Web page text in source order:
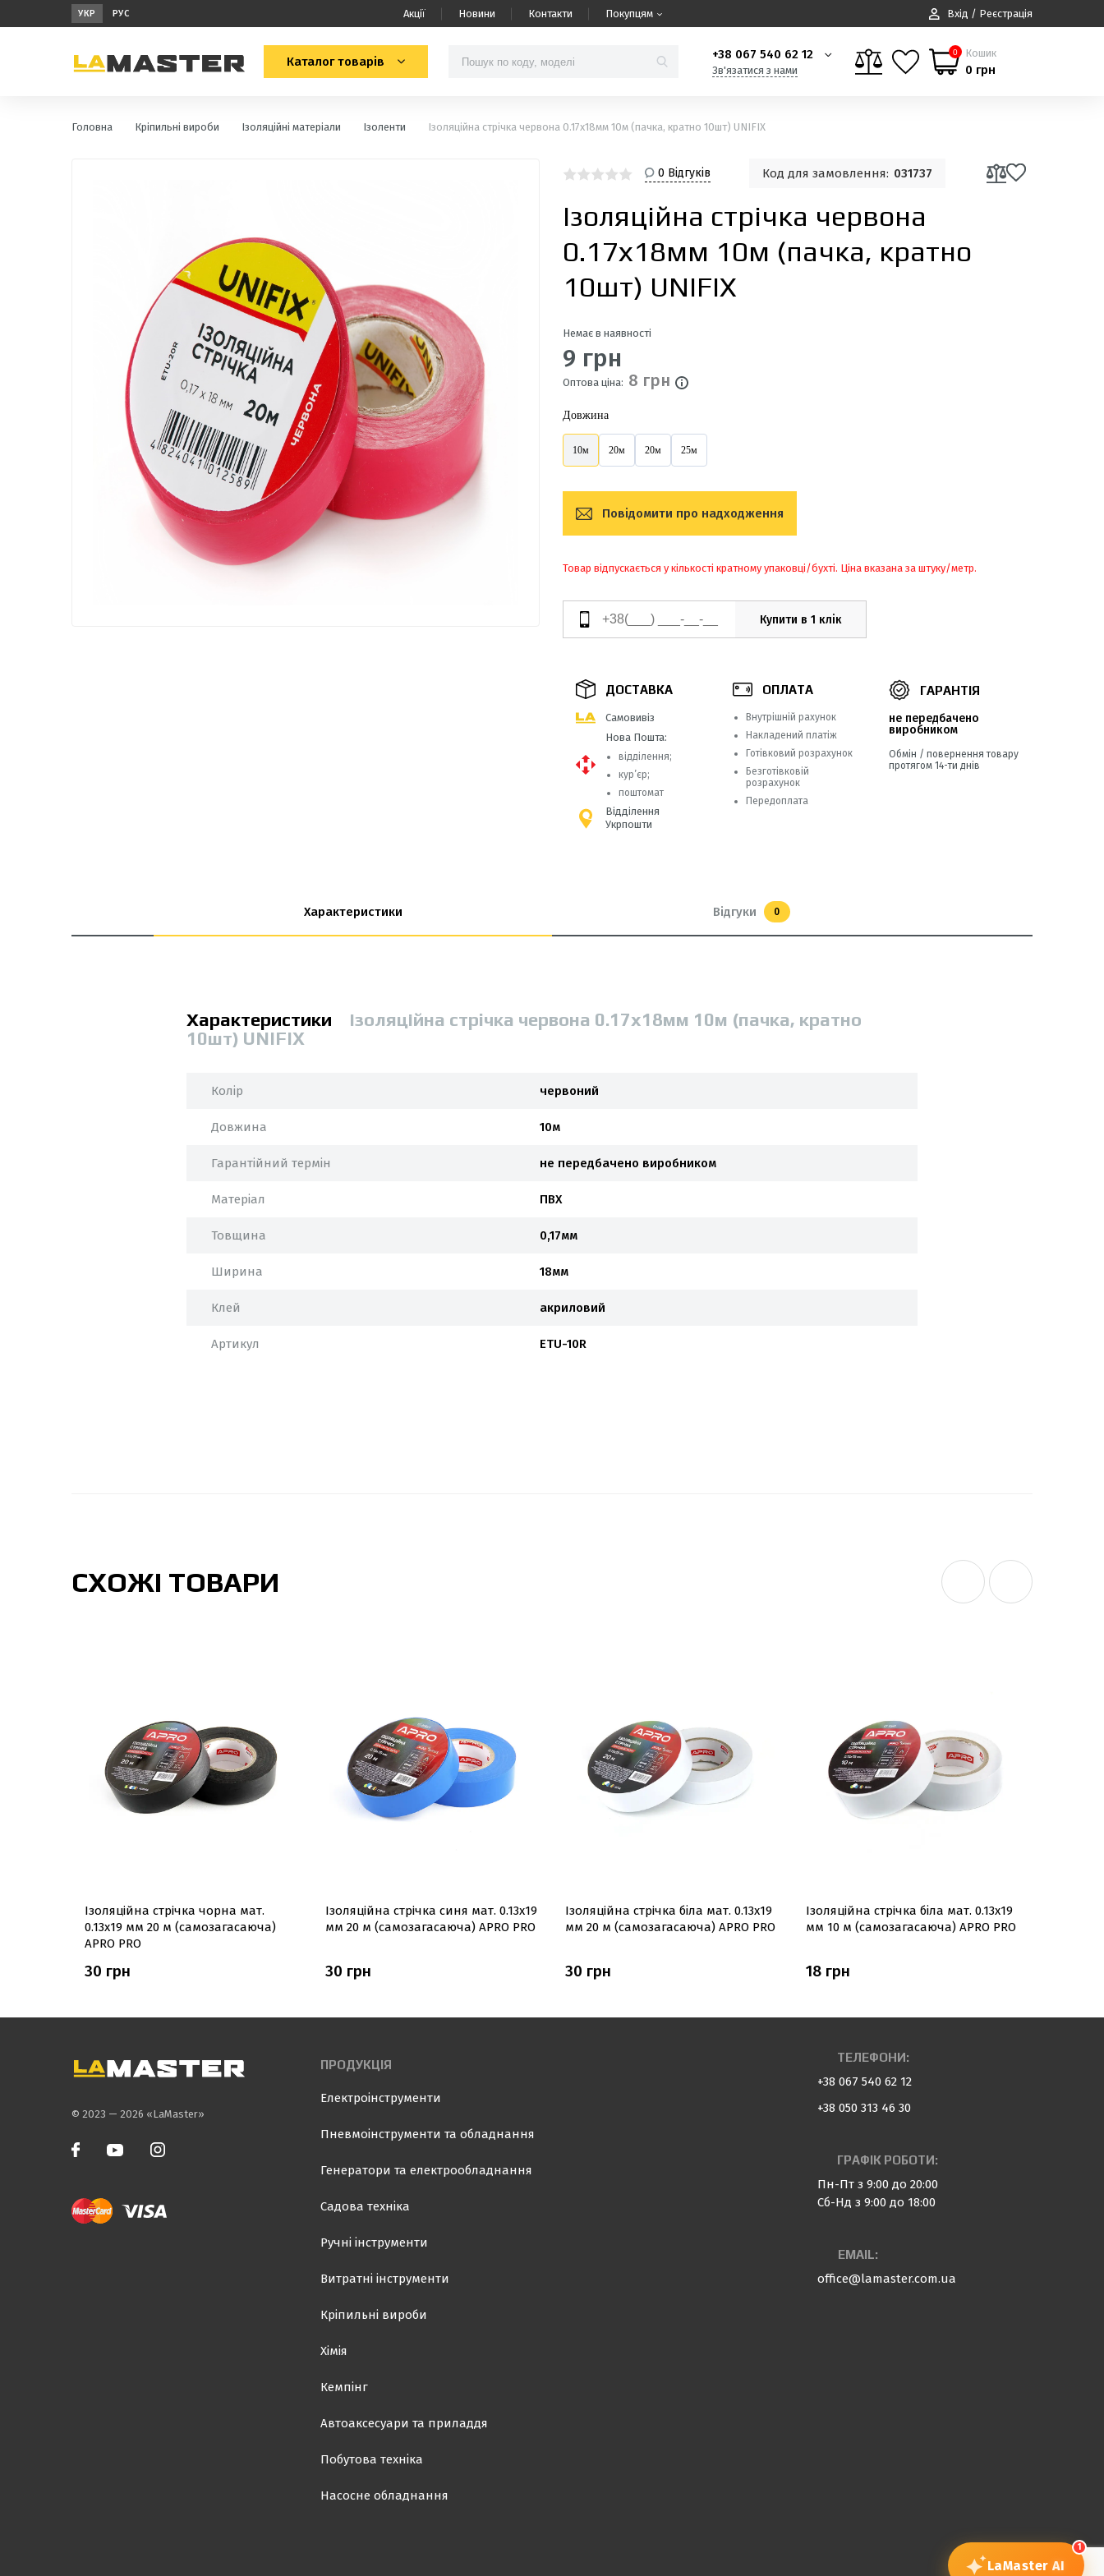
УКР РУС Акції Новини Контакти Покупцям Вхід / Реєстрація
Каталог товарів
+38 067 540 62 12
Зв'язатися з нами
0 Кошик
0 грн
Головна Кріпильні вироби Ізоляційні матеріали Ізоленти Ізоляційна стрiчка червона 0.17х18мм 10м (пачка, кратно 10шт) UNIFIX
0 Відгуків Код для замовлення: 031737
Ізоляційна стрiчка червона
0.17х18мм 10м (пачка, кратно
10шт) UNIFIX
Немає в наявності
9 грн
Оптова ціна: 8 грн
Довжина
10м 20м 20м 25м
Повідомити про надходження
Товар відпускається у кількості кратному упаковці/бухті. Ціна вказана за штуку/метр.
Купити в 1 клік
ДОСТАВКА
Самовивіз
Нова Пошта:
відділення;
кур’єр;
поштомат
Відділення
Укрпошти
ОПЛАТА
Внутрішній рахунок
Накладений платіж
Готівковий розрахунок
Безготівковій
розрахунок
Передоплата
ГАРАНТІЯ
не передбачено
виробником
Обмін / повернення товару
протягом 14-ти днів
Характеристики Відгуки 0
Характеристики
Ізоляційна стрiчка червона 0.17х18мм 10м (пачка, кратно
10шт) UNIFIX
Колір червоний
Довжина 10м
Гарантійний термін не передбачено виробником
Матеріал ПВХ
Товщина 0,17мм
Ширина 18мм
Клей акриловий
Артикул ETU-10R
СХОЖІ ТОВАРИ
Ізоляцiйна стрiчка чорна мат.
0.13х19 мм 20 м (самозагасаюча)
APRO PRO
30 грн
Ізоляцiйна стрiчка синя мат. 0.13х19
мм 20 м (самозагасаюча) APRO PRO
30 грн
Ізоляцiйна стрiчка біла мат. 0.13х19
мм 20 м (самозагасаюча) APRO PRO
30 грн
Ізоляцiйна стрiчка біла мат. 0.13х19
мм 10 м (самозагасаюча) APRO PRO
18 грн
© 2023 — 2026 «LaMaster»
ПРОДУКЦІЯ
Електроінструменти
Пневмоінструменти та обладнання
Генератори та електрообладнання
Садова техніка
Ручні інструменти
Витратні інструменти
Кріпильні вироби
Хімія
Кемпінг
Автоаксесуари та приладдя
Побутова техніка
Насосне обладнання
ТЕЛЕФОНИ:
+38 067 540 62 12
+38 050 313 46 30
ГРАФІК РОБОТИ:
Пн-Пт з 9:00 до 20:00
Сб-Нд з 9:00 до 18:00
EMAIL:
office@lamaster.com.ua
1
LaMaster AI